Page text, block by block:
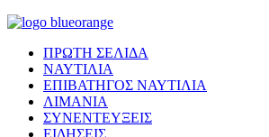
ΠΡΩΤΗ ΣΕΛΙΔΑ
ΝΑΥΤΙΛΙΑ
ΕΠΙΒΑΤΗΓΟΣ ΝΑΥΤΙΛΙΑ
ΛΙΜΑΝΙΑ
ΣΥΝΕΝΤΕΥΞΕΙΣ
ΕΙΔΗΣΕΙΣ